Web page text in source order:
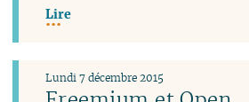
Lire
Lundi 7 décembre 2015